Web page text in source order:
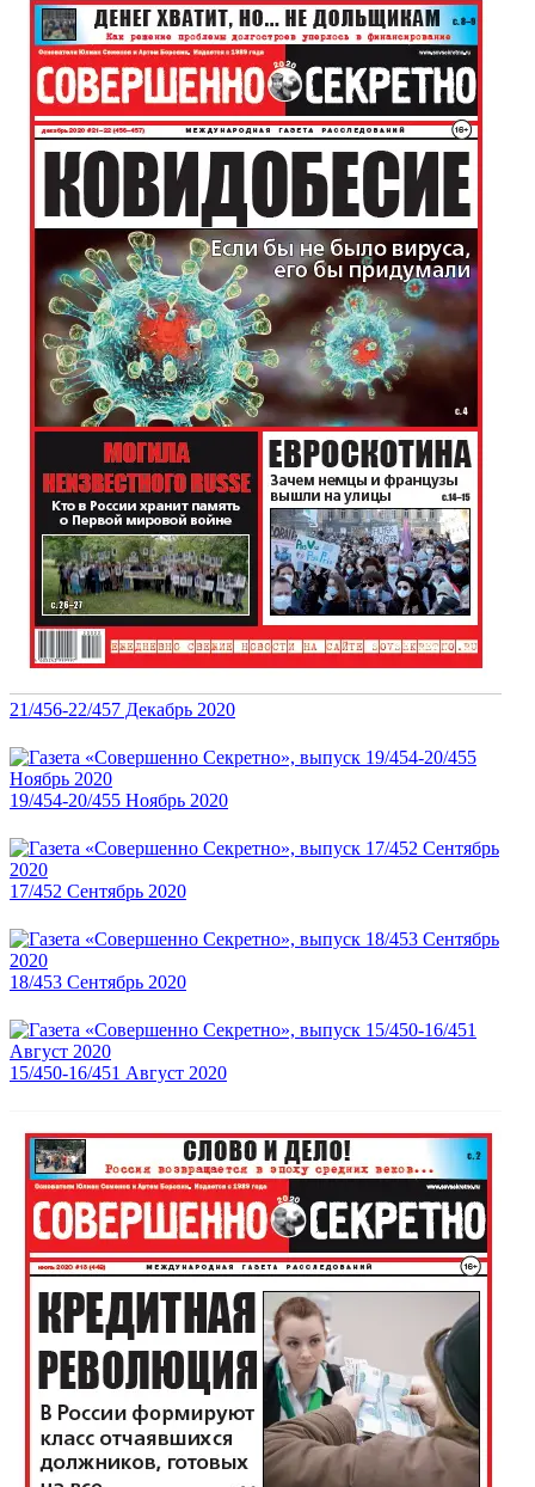
21/456-22/457 Декабрь 2020
19/454-20/455 Ноябрь 2020
17/452 Сентябрь 2020
18/453 Сентябрь 2020
15/450-16/451 Август 2020